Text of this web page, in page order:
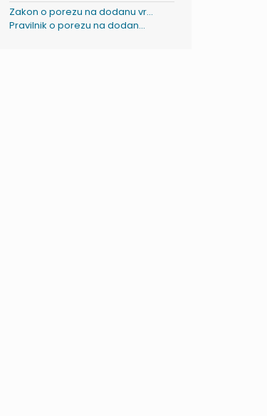
Zakon o porezu na dodanu vr...
Pravilnik o porezu na dodan...